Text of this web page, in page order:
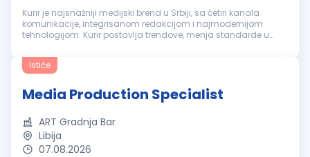
Kurir je najsnažniji medijski brend u Srbiji, sa četiri kanala
komunikacije, integrisanom redakcijom i najmodernijom
tehnologijom. Kurir postavlja trendove, menja standarde u
ekskluzivnost,...
Ističe
Media Production Specialist
ART Gradnja Bar
Libija
07.08.2026